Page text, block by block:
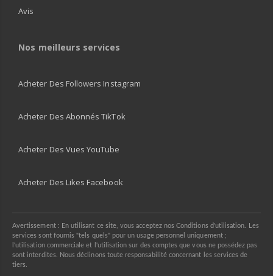
Avis
Nos meilleurs services
Acheter Des Followers Instagram
Acheter Des Abonnés TikTok
Acheter Des Vues YouTube
Acheter Des Likes Facebook
Avertissement : En utilisant ce site, vous acceptez nos Conditions d'utilisation. Les
services sont fournis "tels quels" pour un usage personnel uniquement ;
l'utilisation commerciale et l'utilisation sur des comptes que vous ne possédez pas
sont interdites. Nous déclinons toute responsabilité concernant les services de
tiers.